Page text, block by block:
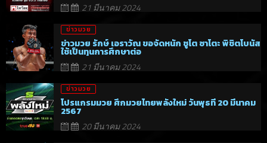
21 มีนาคม 2024
ข่าวมวย
ข่าวมวย รักษ์ เอราวัณ ขอจัดหนัก ชูโต ซาโตะ พิชิตโบนัส
ใช้เป็นทุนการศึกษาต่อ
21 มีนาคม 2024
ข่าวมวย
โปรแกรมมวย ศึกมวยไทยพลังใหม่ วันพุธที่ 20 มีนาคม
2567
20 มีนาคม 2024